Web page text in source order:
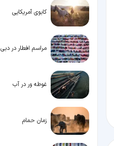
کابوی آمریکایی
مراسم افطار در دبی
غوطه ور در آب
زمان حمام